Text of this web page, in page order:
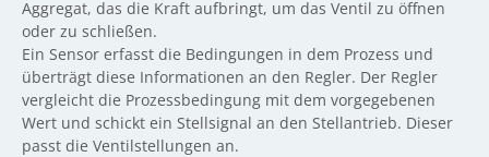
Aggregat, das die Kraft aufbringt, um das Ventil zu öffnen
oder zu schließen.
Ein Sensor erfasst die Bedingungen in dem Prozess und
überträgt diese Informationen an den Regler. Der Regler
vergleicht die Prozessbedingung mit dem vorgegebenen
Wert und schickt ein Stellsignal an den Stellantrieb. Dieser
passt die Ventilstellungen an.